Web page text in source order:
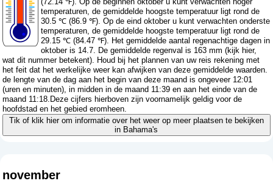
temperaturen, de gemiddelde hoogste temperatuur ligt rond de
30.5 ℃ (86.9 ℉). Op de eind oktober u kunt verwachten onderste
temperaturen, de gemiddelde hoogste temperatuur ligt rond de
29.15 ℃ (84.47 ℉). Het gemiddelde aantal regenachtige dagen in
oktober is 14.7. De gemiddelde regenval is 163 mm (kijk hier,
wat dit nummer betekent). Houd bij het plannen van uw reis rekening met
het feit dat het werkelijke weer kan afwijken van deze gemiddelde waarden.
de lengte van de dag aan het begin van deze maand is ongeveer 12:01
(uren en minuten), in midden in de maand 11:39 en aan het einde van de
maand 11:18.Deze cijfers hierboven zijn voornamelijk geldig voor de
hoofdstad en het gebied eromheen.
Tik of klik hier om informatie over het weer op meer plaatsen te bekijken
in Bahama's
november